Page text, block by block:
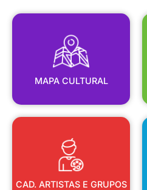
MAPA CULTURAL
MAPA CULTURAL
CAD. ARTISTAS E GRUPOS
CAD. ARTISTAS E GRUPOS